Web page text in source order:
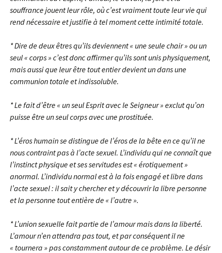
souffrance jouent leur rôle, où c’est vraiment toute leur vie qui
rend nécessaire et justifie à tel moment cette intimité totale.
* Dire de deux êtres qu’ils deviennent « une seule chair » ou un
seul « corps » c’est donc affirmer qu’ils sont unis physiquement,
mais aussi que leur être tout entier devient un dans une
communion totale et indissoluble.
* Le fait d’être « un seul Esprit avec le Seigneur » exclut qu’on
puisse être un seul corps avec une prostituée.
* L’éros humain se distingue de l’éros de la bête en ce qu’il ne
nous contraint pas à l’acte sexuel. L’individu qui ne connaît que
l’instinct physique et ses servitudes est « érotiquement »
anormal. L’individu normal est à la fois engagé et libre dans
l’acte sexuel : il sait y chercher et y découvrir la libre personne
et la personne tout entière de « l’autre ».
* L’union sexuelle fait partie de l’amour mais dans la liberté.
L’amour n’en attendra pas tout, et par conséquent il ne
« tournera » pas constamment autour de ce problème. Le désir